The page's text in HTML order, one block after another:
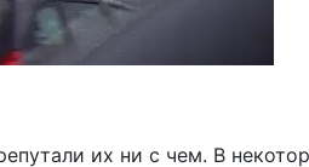
их ни с чем. В